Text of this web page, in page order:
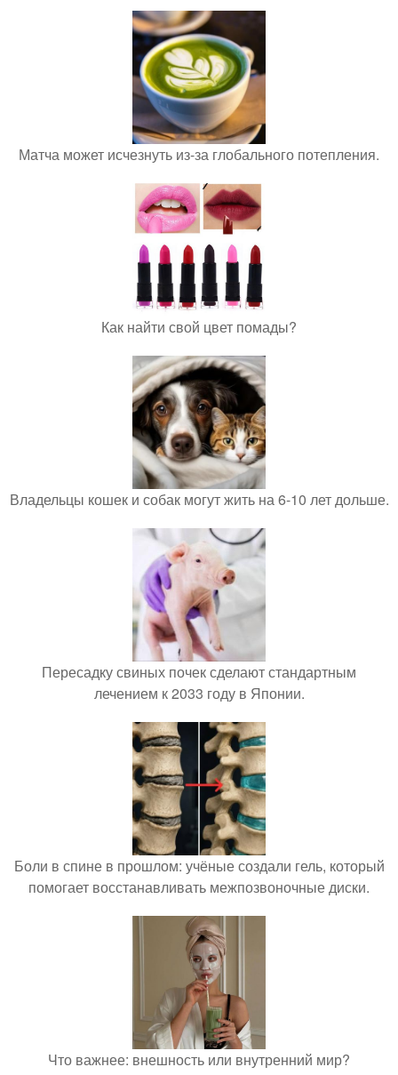
Матча может исчезнуть из-за глобального потепления.
Как найти свой цвет помады?
Владельцы кошек и собак могут жить на 6-10 лет дольше.
Пересадку свиных почек сделают стандартным
лечением к 2033 году в Японии.
Боли в спине в прошлом: учёные создали гель, который
помогает восстанавливать межпозвоночные диски.
Что важнее: внешность или внутренний мир?